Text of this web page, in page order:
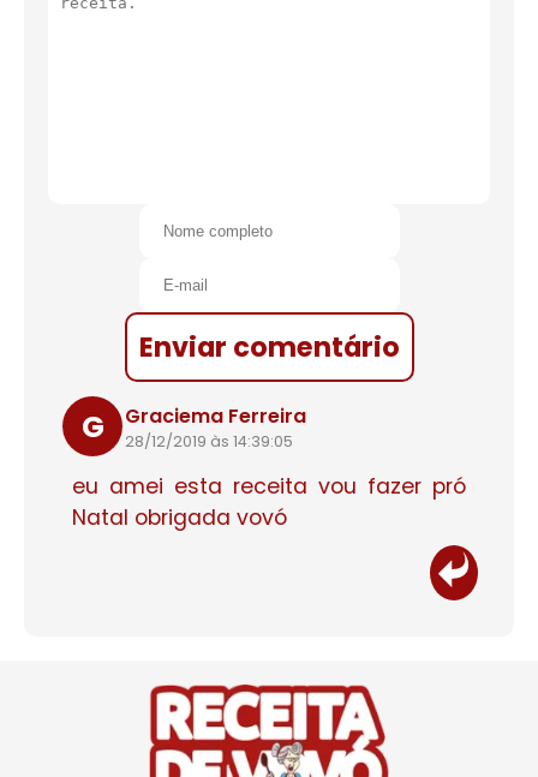
Enviar comentário
G Graciema Ferreira
28/12/2019 às 14:39:05
eu amei esta receita vou fazer pró
Natal obrigada vovó